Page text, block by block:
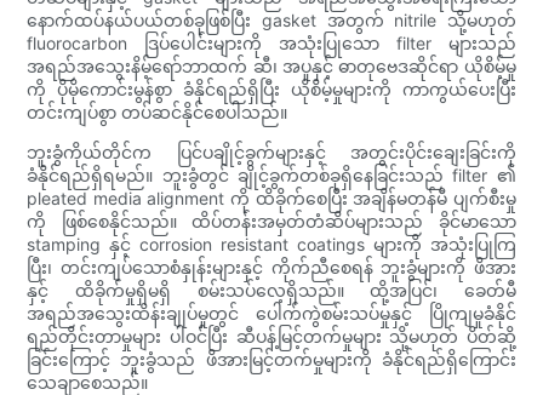
နောက်ထပ်နယ်ပယ်တစ်ခုဖြစ်ပြီး gasket အတွက် nitrile သို့မဟုတ်
fluorocarbon ဒြပ်ပေါင်းများကို အသုံးပြုသော filter များသည်
အရည်အသွေးနိမ့်ရော်ဘာထက် ဆီ၊ အပူနှင့် ဓာတုဗေဒဆိုင်ရာ ယိုစိမ့်မှု
ကို ပိုမိုကောင်းမွန်စွာ ခံနိုင်ရည်ရှိပြီး ယိုစိမ့်မှုများကို ကာကွယ်ပေးပြီး
တင်းကျပ်စွာ တပ်ဆင်နိုင်စေပါသည်။
ဘူးခွံကိုယ်တိုင်က ပြင်ပချိုင့်ခွက်များနှင့် အတွင်းပိုင်းချေးခြင်းကို
ခံနိုင်ရည်ရှိရမည်။ ဘူးခွံတွင် ချိုင့်ခွက်တစ်ခုရှိနေခြင်းသည် filter ၏
pleated media alignment ကို ထိခိုက်စေပြီး အချိန်မတန်မီ ပျက်စီးမှု
ကို ဖြစ်စေနိုင်သည်။ ထိပ်တန်းအမှတ်တံဆိပ်များသည် ခိုင်မာသော
stamping နှင့် corrosion resistant coatings များကို အသုံးပြုကြ
ပြီး၊ တင်းကျပ်သောစံနှုန်းများနှင့် ကိုက်ညီစေရန် ဘူးခွံများကို ဖိအား
နှင့် ထိခိုက်မှုရှိမရှိ စမ်းသပ်လေ့ရှိသည်။ ထို့အပြင်၊ ခေတ်မီ
အရည်အသွေးထိန်းချုပ်မှုတွင် ပေါက်ကွဲစမ်းသပ်မှုနှင့် ပြိုကျမှုခံနိုင်
ရည်တိုင်းတာမှုများ ပါဝင်ပြီး ဆီပန့်မြင့်တက်မှုများ သို့မဟုတ် ပိတ်ဆို့
ခြင်းကြောင့် ဘူးခွံသည် ဖိအားမြင့်တက်မှုများကို ခံနိုင်ရည်ရှိကြောင်း
သေချာစေသည်။